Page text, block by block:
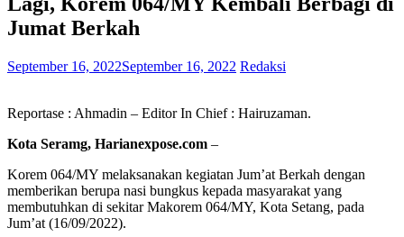
Jumat Berkah
September 16, 2022September 16, 2022 Redaksi
Reportase : Ahmadin – Editor In Chief : Hairuzaman.
Kota Seramg, Harianexpose.com –
Korem 064/MY melaksanakan kegiatan Jum’at Berkah dengan
memberikan berupa nasi bungkus kepada masyarakat yang
membutuhkan di sekitar Makorem 064/MY, Kota Setang, pada
Jum’at (16/09/2022).